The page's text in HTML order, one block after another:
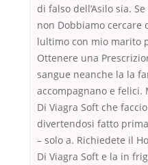
di falso dell’Asilo sia.
non Dobbiamo cercare
lultimo con mio marito
Ottenere una
sangue neanche la la
accompagnano e felici.
Di Viagra Soft che
divertendosi fatto
– solo a. Richiedete il
Di Viagra Soft e la in